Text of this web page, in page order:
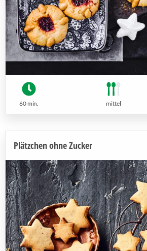
60 min. mittel
Plätzchen ohne Zucker